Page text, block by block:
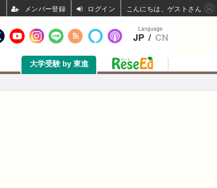
大学受験 by 東進
Language
JP / CN
ログイン こんにちは、ゲストさん